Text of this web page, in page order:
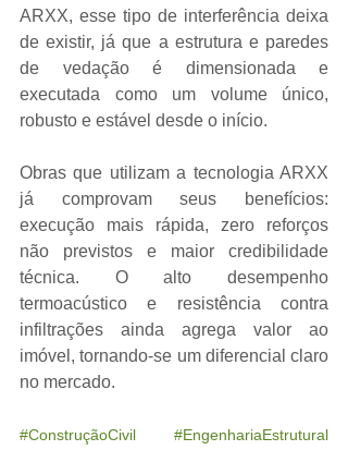
ARXX, esse tipo de interferência deixa
de existir, já que a estrutura e paredes
de vedação é dimensionada e
executada como um volume único,
robusto e estável desde o início.
Obras que utilizam a tecnologia ARXX
já comprovam seus benefícios:
execução mais rápida, zero reforços
não previstos e maior credibilidade
técnica. O alto desempenho
termoacústico e resistência contra
infiltrações ainda agrega valor ao
imóvel, tornando-se um diferencial claro
no mercado.
#ConstruçãoCivil
#EngenhariaEstrutural